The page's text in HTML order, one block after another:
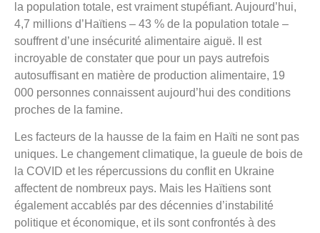
la population totale, est vraiment stupéfiant. Aujourd’hui,
4,7 millions d’Haïtiens – 43 % de la population totale –
souffrent d’une insécurité alimentaire aiguë. Il est
incroyable de constater que pour un pays autrefois
autosuffisant en matière de production alimentaire, 19
000 personnes connaissent aujourd’hui des conditions
proches de la famine.
Les facteurs de la hausse de la faim en Haïti ne sont pas
uniques. Le changement climatique, la gueule de bois de
la COVID et les répercussions du conflit en Ukraine
affectent de nombreux pays. Mais les Haïtiens sont
également accablés par des décennies d’instabilité
politique et économique, et ils sont confrontés à des